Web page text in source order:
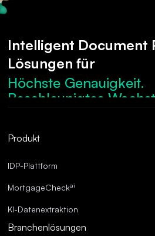
Intelligent Document
Lösungen für
Höchste Genauigkeit.
Beschleunigtes
Robuste Compliance.
Überragende
Produkt
IDP-Plattform
MortgageCheckai
KI-Datenextraktion
Branchenlösungen